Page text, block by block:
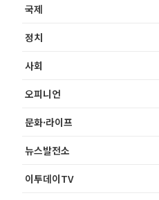
국제
정치
사회
오피니언
문화·라이프
뉴스발전소
이투데이TV